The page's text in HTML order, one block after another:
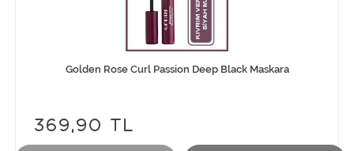
Golden Rose Curl Passion Deep Black Maskara
369,90 TL